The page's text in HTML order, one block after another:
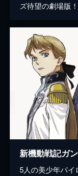
ズ待望の劇場版！
新機動戦記ガ
5人の美少年パイ